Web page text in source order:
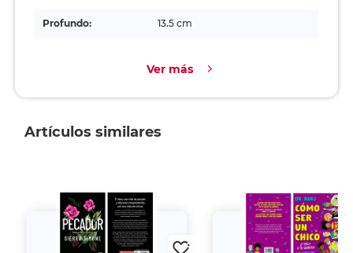
Profundo: 13.5 cm
Ver más
Artículos similares